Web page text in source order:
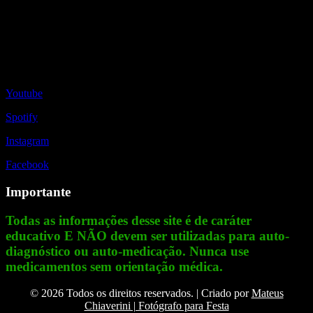
Youtube
Spotify
Instagram
Facebook
Importante
Todas as informações desse site é de caráter
educativo E NÃO devem ser utilizadas para auto-
diagnóstico ou auto-medicação. Nunca use
medicamentos sem orientação médica.
© 2026 Todos os direitos reservados. | Criado porMateus
Chiaverini | Fotógrafo para Festa